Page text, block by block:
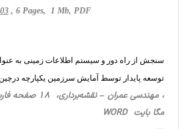
, 6 Pages, 1 Mb, PDF
سنجش از راه دور و سیستم اطلاعات زمینی به
توسعه پایدار توسط آمایش سرزمین یکپارچه درچین
مگا بایت WORD